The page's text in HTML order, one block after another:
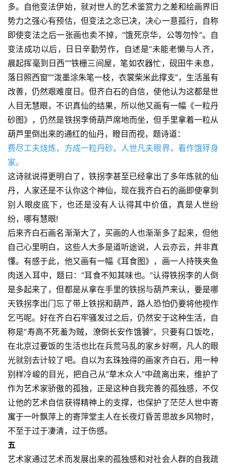
多。自他变法伊始，就对世人的艺术鉴赏力之差和绘画界旧
势力之强心有预估，但变法之念已决，决心一意孤行，自称
即使变法之后一张画也卖不掉，“饿死京华，公等勿怜”。自
变法成功以后，日日辛勤劳作，自述是“未能老懒与人齐，
晨起挥毫到日西”“铁栅三间屋，笔如农器忙，砚田牛未息，
落日照西窗”“泼墨涂朱笔一枝，衣裳柴米此撑支”，生活虽有
改善，仍然艰难度日。但齐白石的自信，使他认为这都是世
人目无慧眼，不识真仙的结果，所以他又画有一幅《一粒丹
砂图》，仍然是铁拐李倚葫芦席地而坐，但手里拿着一粒从
葫芦里倒出来的通红的仙丹，瞪目而视，题诗道：
费尽工夫烧炼，方成一粒丹砂。人世凡夫眼界，看作饿殍身
家。
这诗就说得更明白了，铁拐李甚至已经拿出了多年炼就的仙
丹，人家还是不认你这个神仙，现在我齐白石的画即使拿到
别人眼皮底下，也还是没有人认得其中价值，真是人世纷
纷，哪有慧眼!
后来齐白石画名渐渐大了，买画的人也渐渐多了起来，但他
自己心里明白，这些人大多是道听途说，人云亦云，并非真
懂。有感于此，他又画有一幅《耳食图》，画一人持筷夹鱼
肉送入耳中，题曰：“耳食不知其味也。”认得铁拐李的人倒
是多起来了，但都是从拿在手里的铁拐与葫芦来认，要是哪
天铁拐李出门忘了带上铁拐和葫芦，路人恐怕仍要将他视作
乞丐呢。好在齐白石牢骚发过之后，仍然安于这种生活，自
称是“寿高不死羞为贼，潦倒长安作饿饕”，只要有口饭吃，
在北京过要饭的生活也比在兵荒马乱的家乡好啊，凡人的眼
光就别去计较了吧。自以为玄珠独得的画家齐白石，用一种
别样冷峻的目光，把自己从“草木众人”中疏离出来，维护了
作为艺术家骄傲的孤独，正是这种自我完善的孤独感，不仅
让他的艺术自信获得精神上的支撑，也保护了茫茫人世中寄
寓于一叶飘萍上的寄萍堂主人在长夜灯昏苦思故乡风物时，
不至于过于凄清，过于伤感。
五
艺术家通过艺术而发展出来的孤独感和对社会人群的自我疏